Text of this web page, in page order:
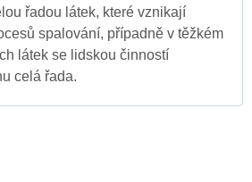
řadou látek, které vznikají
spalování, případně v těžkém
látek se lidskou činností
celá řada.